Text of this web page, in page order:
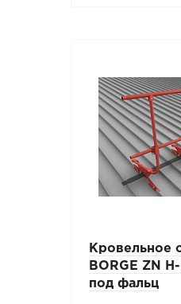
Кровельное
BORGE ZN
под фальц